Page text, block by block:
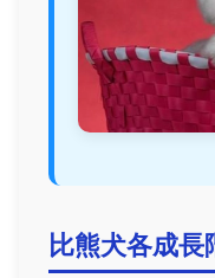
比熊犬各成